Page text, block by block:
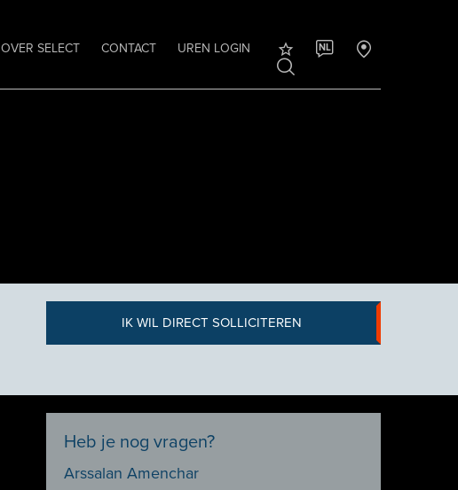
OVER SELECT CONTACT
UREN LOGIN
NL
IK WIL DIRECT SOLLICITEREN
Heb je nog vragen?
Arssalan Amenchar